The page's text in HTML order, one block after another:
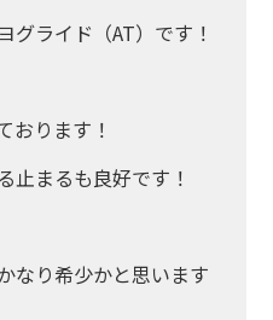
グライド（AT）です！
おります！
止まるも良好です！
なり希少かと思います